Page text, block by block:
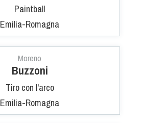
Paintball
Emilia-Romagna
Moreno
Buzzoni
Tiro con l'arco
Emilia-Romagna
Ricerca Tartufo
Sheepdog
Sport acquatici
Ipo Delta
Freestyle
Protezione civile Sportiva